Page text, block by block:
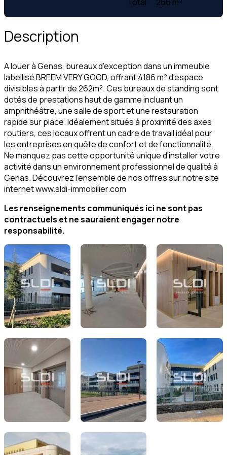
Description
A louer à Genas, bureaux d'exception dans un immeuble
labellisé BREEM VERY GOOD, offrant 4186 m² d'espace
divisibles à partir de 262m². Ces bureaux de standing sont
dotés de prestations haut de gamme incluant un
amphithéâtre, une salle de sport et une restauration
rapide sur place. Idéalement situés à proximité des axes
routiers, ces locaux offrent un cadre de travail idéal pour
les entreprises en quête de confort et de fonctionnalité.
Ne manquez pas cette opportunité unique d'installer votre
activité dans un environnement professionnel de qualité à
Genas. Découvrez l'ensemble de nos offres sur notre site
internet www.sldi-immobilier.com
Les renseignements communiqués ici ne sont pas
contractuels et ne sauraient engager notre
responsabilité.